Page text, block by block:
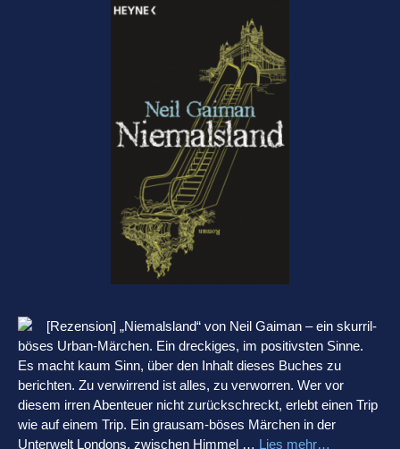
[Rezension] „Niemalsland“ von Neil Gaiman – ein skurril-
böses Urban-Märchen. Ein dreckiges, im positivsten Sinne.
Es macht kaum Sinn, über den Inhalt dieses Buches zu
berichten. Zu verwirrend ist alles, zu verworren. Wer vor
diesem irren Abenteuer nicht zurückschreckt, erlebt einen Trip
wie auf einem Trip. Ein grausam-böses Märchen in der
Unterwelt Londons, zwischen Himmel … Lies mehr…